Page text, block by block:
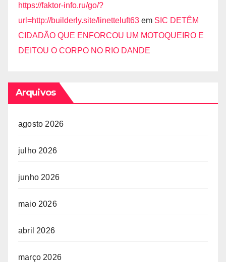
https://faktor-info.ru/go/?
url=http://builderly.site/linetteluft63 em SIC DETÊM
CIDADÃO QUE ENFORCOU UM MOTOQUEIRO E
DEITOU O CORPO NO RIO DANDE
Arquivos
agosto 2026
julho 2026
junho 2026
maio 2026
abril 2026
março 2026